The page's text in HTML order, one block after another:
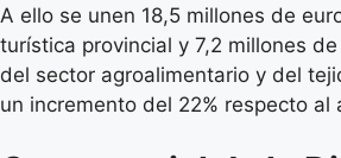
A ello se unen 18,5 millones de
turística provincial y 7,2 millones
del sector agroalimentario y del
un incremento del 22% respecto al